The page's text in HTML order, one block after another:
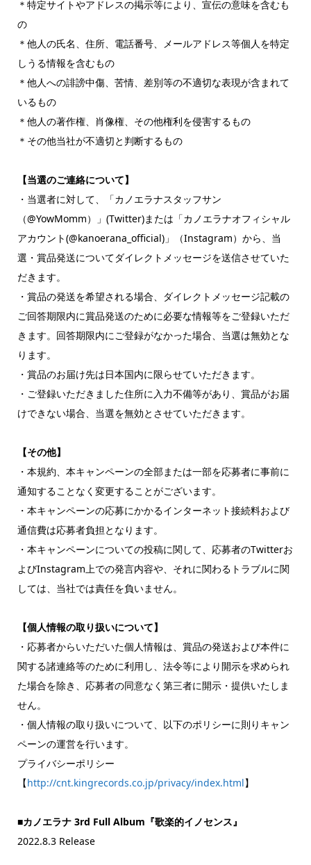
＊特定サイトやアドレスの掲示等により、宣伝の意味を含むも
の
＊他人の氏名、住所、電話番号、メールアドレス等個人を特定
しうる情報を含むもの
＊他人への誹謗中傷、苦情、差別等の不適切な表現が含まれて
いるもの
＊他人の著作権、肖像権、その他権利を侵害するもの
＊その他当社が不適切と判断するもの
【当選のご連絡について】
・当選者に対して、「カノエラナスタッフサン
（@YowMomm）」(Twitter)または「カノエラナオフィシャル
アカウント(@kanoerana_official)」（Instagram）から、当
選・賞品発送についてダイレクトメッセージを送信させていた
だきます。
・賞品の発送を希望される場合、ダイレクトメッセージ記載の
ご回答期限内に賞品発送のために必要な情報等をご登録いただ
きます。回答期限内にご登録がなかった場合、当選は無効とな
ります。
・賞品のお届け先は日本国内に限らせていただきます。
・ご登録いただきました住所に入力不備等があり、賞品がお届
けできない場合、当選を無効とさせていただきます。
【その他】
・本規約、本キャンペーンの全部または一部を応募者に事前に
通知することなく変更することがございます。
・本キャンペーンの応募にかかるインターネット接続料および
通信費は応募者負担となります。
・本キャンペーンについての投稿に関して、応募者のTwitterお
よびInstagram上での発言内容や、それに関わるトラブルに関
しては、当社では責任を負いません。
【個人情報の取り扱いについて】
・応募者からいただいた個人情報は、賞品の発送および本件に
関する諸連絡等のために利用し、法令等により開示を求められ
た場合を除き、応募者の同意なく第三者に開示・提供いたしま
せん。
・個人情報の取り扱いについて、以下のポリシーに則りキャン
ペーンの運営を行います。
プライバシーポリシー
【http://cnt.kingrecords.co.jp/privacy/index.html】
■カノエラナ 3rd Full Album『歌楽的イノセンス』
2022.8.3 Release